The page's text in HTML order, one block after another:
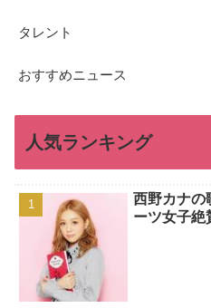
タレント
おすすめニュース
人気ランキング
西野カナの
ーツ女子絶